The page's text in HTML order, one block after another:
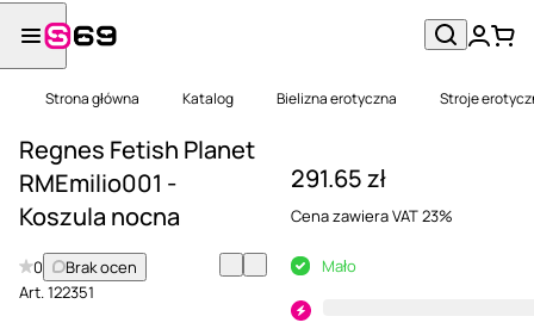
Strona główna Katalog Bielizna erotyczna Stroje
Regnes Fetish Planet
RMEmilio001 -
Koszula nocna
0
Brak ocen
Art.122351
291.65 zł
Cena zawiera VAT 23%
Mało